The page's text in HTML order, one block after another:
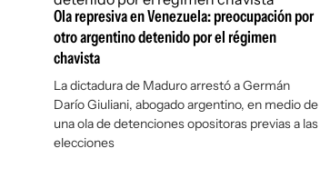
Ola represiva en Venezuela: preocupación por
otro argentino detenido por el régimen
chavista
La dictadura de Maduro arrestó a Germán
Darío Giuliani, abogado argentino, en medio de
una ola de detenciones opositoras previas a las
elecciones